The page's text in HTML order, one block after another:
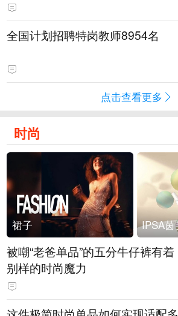
全国计划招聘特岗教师8954名
点击查看更多
时尚
裙子
被嘲“老爸单品”的五分牛仔裤有着
别样的时尚魔力